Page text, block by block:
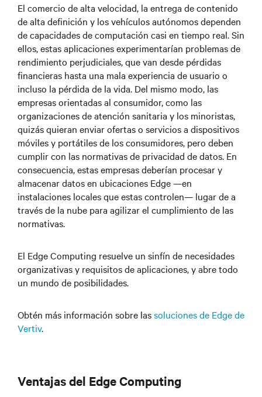
El comercio de alta velocidad, la entrega de contenido
de alta definición y los vehículos autónomos dependen
de capacidades de computación casi en tiempo real. Sin
ellos, estas aplicaciones experimentarían problemas de
rendimiento perjudiciales, que van desde pérdidas
financieras hasta una mala experiencia de usuario o
incluso la pérdida de la vida. Del mismo modo, las
empresas orientadas al consumidor, como las
organizaciones de atención sanitaria y los minoristas,
quizás quieran enviar ofertas o servicios a dispositivos
móviles y portátiles de los consumidores, pero deben
cumplir con las normativas de privacidad de datos. En
consecuencia, estas empresas deberían procesar y
almacenar datos en ubicaciones Edge —en
instalaciones locales que estas controlen— lugar de a
través de la nube para agilizar el cumplimiento de las
normativas.
El Edge Computing resuelve un sinfín de necesidades
organizativas y requisitos de aplicaciones, y abre todo
un mundo de posibilidades.
Obtén más información sobre lassoluciones de Edge de
Vertiv.
Ventajas del Edge Computing